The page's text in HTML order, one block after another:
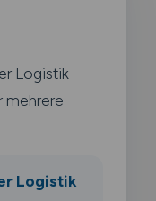
Logistik
mehrere
Logistik